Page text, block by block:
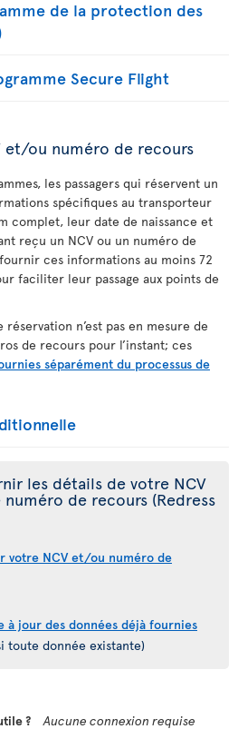
de la protection des
Secure Flight
et/ou numéro de recours
les passagers qui réservent un
spécifiques au transporteur
complet, leur date de naissance et
reçu un NCV ou un numéro de
ces informations au moins 72
faciliter leur passage aux points de
n’est pas en mesure de
de recours pour l’instant; ces
séparément du processus de
les détails de votre NCV
de recours (Redress
votre NCV et/ou numéro de
à jour des données déjà fournies
toute donnée existante)
?
Aucune connexion requise